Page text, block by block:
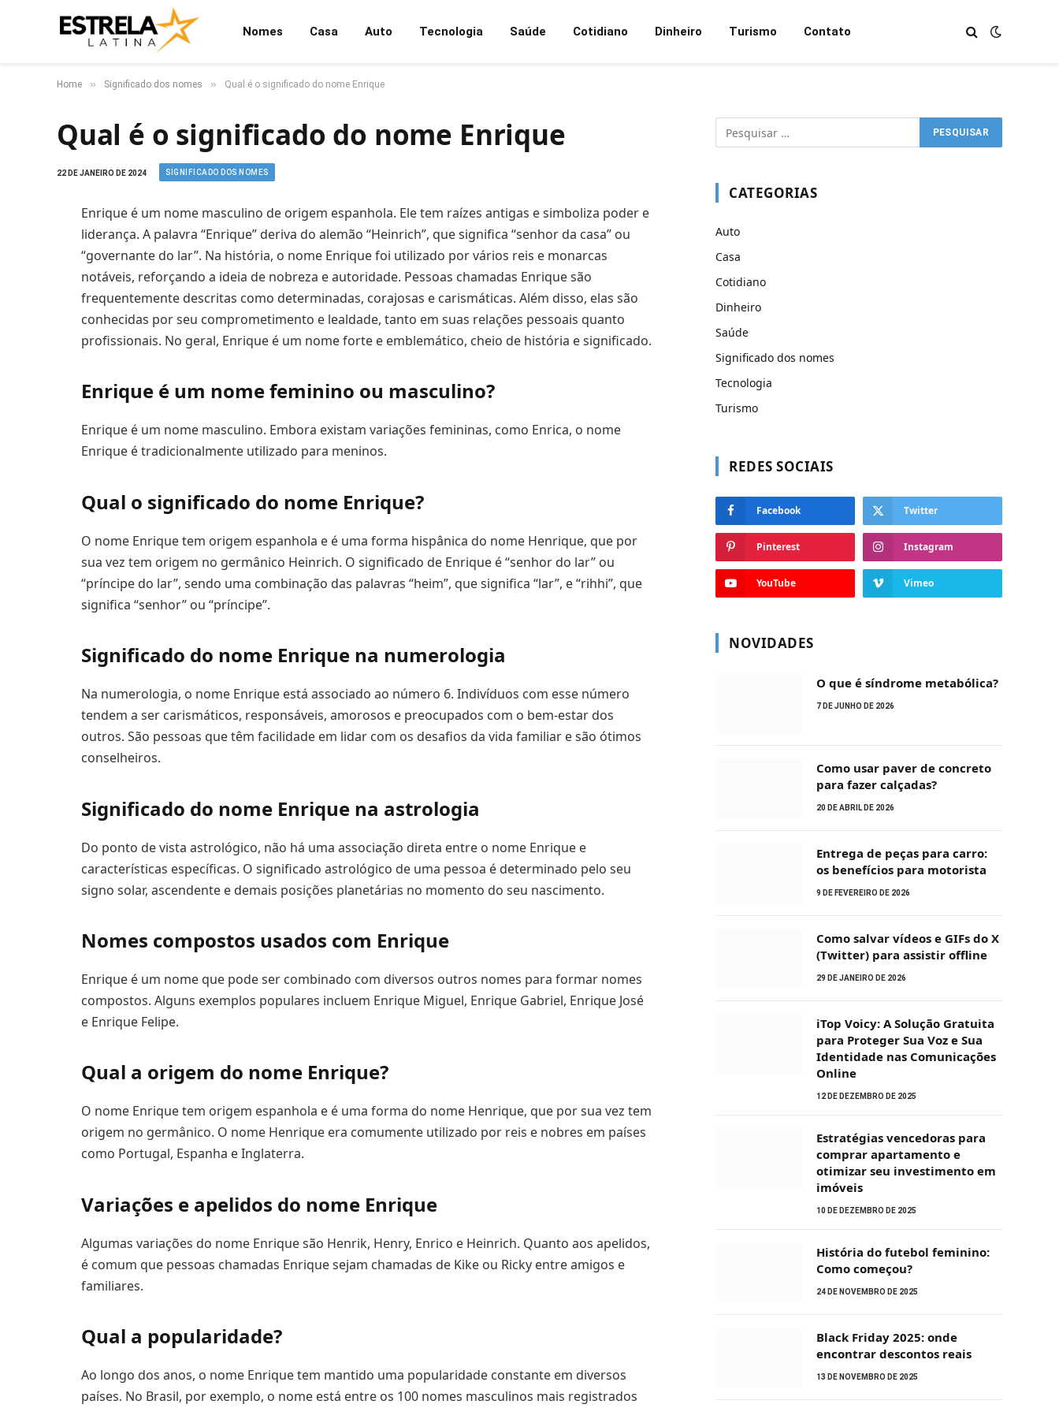
Nomes Casa Auto Tecnologia Saúde Cotidiano Dinheiro Turismo Contato
Home » Significado dos nomes » Qual é o significado do nome Enrique
Qual é o significado do nome Enrique
22 DE JANEIRO DE 2024 SIGNIFICADO DOS NOMES
Enrique é um nome masculino de origem espanhola. Ele tem raízes antigas e simboliza poder e
liderança. A palavra “Enrique” deriva do alemão “Heinrich”, que significa “senhor da casa” ou
“governante do lar”. Na história, o nome Enrique foi utilizado por vários reis e monarcas
notáveis, reforçando a ideia de nobreza e autoridade. Pessoas chamadas Enrique são
frequentemente descritas como determinadas, corajosas e carismáticas. Além disso, elas são
conhecidas por seu comprometimento e lealdade, tanto em suas relações pessoais quanto
profissionais. No geral, Enrique é um nome forte e emblemático, cheio de história e significado.
Enrique é um nome feminino ou masculino?
Enrique é um nome masculino. Embora existam variações femininas, como Enrica, o nome
Enrique é tradicionalmente utilizado para meninos.
Qual o significado do nome Enrique?
O nome Enrique tem origem espanhola e é uma forma hispânica do nome Henrique, que por
sua vez tem origem no germânico Heinrich. O significado de Enrique é “senhor do lar” ou
“príncipe do lar”, sendo uma combinação das palavras “heim”, que significa “lar”, e “rihhi”, que
significa “senhor” ou “príncipe”.
Significado do nome Enrique na numerologia
Na numerologia, o nome Enrique está associado ao número 6. Indivíduos com esse número
tendem a ser carismáticos, responsáveis, amorosos e preocupados com o bem-estar dos
outros. São pessoas que têm facilidade em lidar com os desafios da vida familiar e são ótimos
conselheiros.
Significado do nome Enrique na astrologia
Do ponto de vista astrológico, não há uma associação direta entre o nome Enrique e
características específicas. O significado astrológico de uma pessoa é determinado pelo seu
signo solar, ascendente e demais posições planetárias no momento do seu nascimento.
Nomes compostos usados com Enrique
Enrique é um nome que pode ser combinado com diversos outros nomes para formar nomes
compostos. Alguns exemplos populares incluem Enrique Miguel, Enrique Gabriel, Enrique José
e Enrique Felipe.
Qual a origem do nome Enrique?
O nome Enrique tem origem espanhola e é uma forma do nome Henrique, que por sua vez tem
origem no germânico. O nome Henrique era comumente utilizado por reis e nobres em países
como Portugal, Espanha e Inglaterra.
Variações e apelidos do nome Enrique
Algumas variações do nome Enrique são Henrik, Henry, Enrico e Heinrich. Quanto aos apelidos,
é comum que pessoas chamadas Enrique sejam chamadas de Kike ou Ricky entre amigos e
familiares.
Qual a popularidade?
Ao longo dos anos, o nome Enrique tem mantido uma popularidade constante em diversos
países. No Brasil, por exemplo, o nome está entre os 100 nomes masculinos mais registrados
CATEGORIAS
Auto
Casa
Cotidiano
Dinheiro
Saúde
Significado dos nomes
Tecnologia
Turismo
REDES SOCIAIS
Facebook Twitter
Pinterest Instagram
YouTube Vimeo
NOVIDADES
O que é síndrome metabólica?
7 DE JUNHO DE 2026
Como usar paver de concreto
para fazer calçadas?
20 DE ABRIL DE 2026
Entrega de peças para carro:
os benefícios para motorista
9 DE FEVEREIRO DE 2026
Como salvar vídeos e GIFs do X
(Twitter) para assistir offline
29 DE JANEIRO DE 2026
iTop Voicy: A Solução Gratuita
para Proteger Sua Voz e Sua
Identidade nas Comunicações
Online
12 DE DEZEMBRO DE 2025
Estratégias vencedoras para
comprar apartamento e
otimizar seu investimento em
imóveis
10 DE DEZEMBRO DE 2025
História do futebol feminino:
Como começou?
24 DE NOVEMBRO DE 2025
Black Friday 2025: onde
encontrar descontos reais
13 DE NOVEMBRO DE 2025